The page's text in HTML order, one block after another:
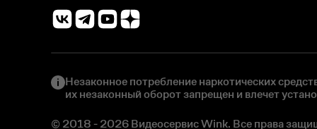
Незаконное потребление наркотических
их незаконный оборот запрещен и влечет
© 2018 - 2026 Видеосервис Wink. Все права